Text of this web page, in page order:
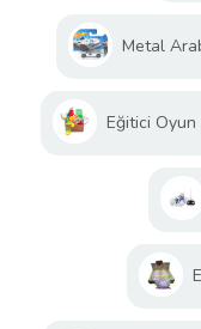
Metal
Eğitici